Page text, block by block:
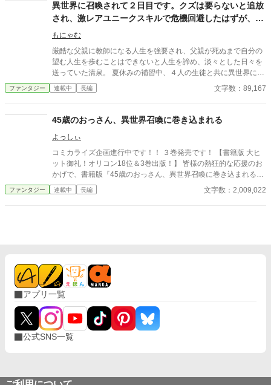
「……は？」 俺 「あともう数千回くらいアンタを倒せば俺のレ
ベルをカンストさせられそうなんだ。だからそれまでは聞き入れ
ることが出来ない」 ハーデス 「レベルをカンスト？ お、お
主……正気か？ 神であるワシですらレベルは９０００なんじゃ
ぞ？ それをカンスト？ 神をも上回る力をそなたは既に得てお
るのじゃぞ？」 俺 「そんなことは知ったことじゃない。俺の目
標はレベルをカンストさせること。それだけだ」 ハーデス
「……正気……なのか？」 俺 「もちろん」 異世界に放り込まれ
た俺は、昔ハマったゲームのように異世界をコンプリートするこ
異世界に召喚されて２日目です。クズは要らないと追放
され、激レアユニークスキルで危機回避したはずが、ト
ラブル続きで泣きそうです。
もにゃむ
厳酷な父親に教師になる人生を強要され、父親が死ぬまで自分の
望む人生を歩むことはできないと人生を諦め、淡々とした日々を
送っていた清泉。 夏休みの補習中、４人の生徒と共に異世界に召
喚されてしまう。 召喚直後、職業がクズだから要らないと国外追
放を言い渡された清泉だったが、同じく国外追放を言い渡された
の処置をすると聞かされ、王都の通行門で部屋に閉じ込められた
清泉は、生徒たちと兵士たちから逃れるためにユニークスキルを
発動し………………目が覚めると子どもの姿になっていた。 容姿
のせいで子どもの頃から嫌な思いをたくさんしてきた清泉。 父親
に厳しく叩き込まれた剣道も、身を守るために身につけた護身の
ための武術も、力のない小さな体ではほとんど役に立たない。 可
ラブルはまだまだ続くようで…… 楽しんでいただけたら、嬉しい
ファンタジー 連載中 長編 文字数：89,167
45歳のおっさん、異世界召喚に巻き込まれる
よっしぃ
コミカライズ企画進行中です！！ ３巻発売です！ 【書籍版 大ヒ
ット御礼！オリコン18位＆3巻出版！】 皆様の熱狂的な応援のお
かげで、書籍版『45歳のおっさん、異世界召喚に巻き込まれる』
が、コミカライズ決定いたしました！現在企画進行中！！そして
オリコン週間ライトノベルランキング18位、そしてアルファポリ
取りつかれた権力者が企んだ「スキル強奪」のための勇者召喚。
だが、その儀式に巻き込まれたのは、どこにでもいる普通のサラ
リーマン――白河小次郎、45歳。 彼に与えられたのは、派手な攻
撃魔法ではない。 【鑑定】【いんたーねっと？】【異世界売買】
【テイマー】…etc. その一つ一つが、世界の理すら書き換えかね
ない、規格外の「便利スキル」だった。 欲望者から逃げ切るか、
それとも、サラリーマンとして培った「知識」と、チート級のス
込まれる』 著者: よっしぃ イラスト: 市丸きすけ 先生 出版社: アル
ファンタジー 連載中 長編 文字数：2,009,022
アプリ一覧
公式SNS一覧